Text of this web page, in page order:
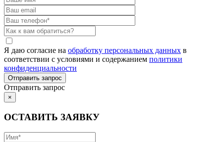
Я даю согласие на обработку персональных данных в
соответствии с условиями и содержанием политики
конфиденциальности
Отправить запрос
×
ОСТАВИТЬ ЗАЯВКУ